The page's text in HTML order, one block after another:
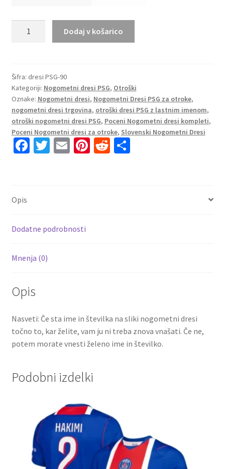
otroke
Paris
Saint-
Germain
PSG
Vratar
Tretji
Matvei
39
Dodaj v košarico
Šifra: dresi PSG-90
Kategoriji: Nogometni dresi PSG, Otroški
Oznake: Nogometni dresi, Nogometni Dresi PSG za otroke,
nogometni dresi trgovina, otroški dresi PSG z lastnim imenom,
otroški nogometni dresi PSG, Poceni Nogometni dresi kompleti,
Poceni Nogometni dresi za otroke, Slovenski Nogometni Dresi
Fa
k
T E Pi R S
Opis
Dodatne podrobnosti
Mnenja (0)
Opis
Nasveti: Če sta ime in številka na sliki nogometni dresi
točno to, kar želite, vam ju ni treba znova vnašati. Če ne,
potem morate vnesti želeno ime in številko.
Podobni izdelki